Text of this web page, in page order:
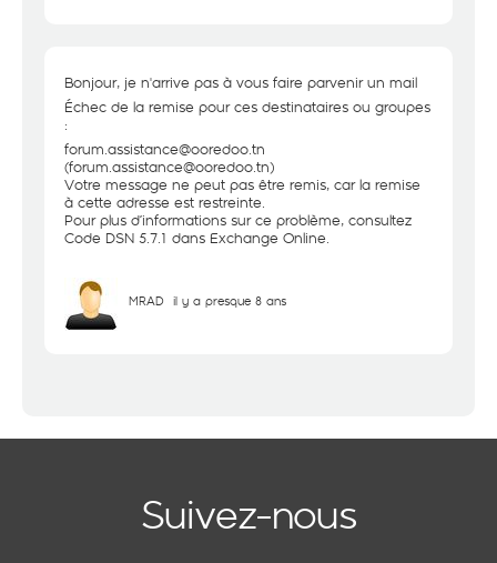
Bonjour, je n'arrive pas à vous faire parvenir un mail
Échec de la remise pour ces destinataires ou groupes
:
forum.assistance@ooredoo.tn
(forum.assistance@ooredoo.tn)
Votre message ne peut pas être remis, car la remise
à cette adresse est restreinte.
Pour plus d’informations sur ce problème, consultez
Code DSN 5.7.1 dans Exchange Online.
MRAD il y a presque 8 ans
Suivez-nous